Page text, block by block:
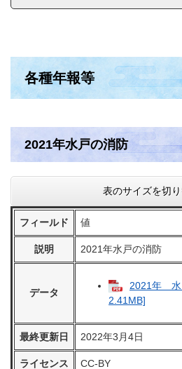
各種年報等
2021年水戸の消防
表のサイズを切
フィールド 値
説明 2021年水戸の消防
データ
2021年 水
2.41MB]
最終更新日 2022年3月4日
ライセンス CC-BY